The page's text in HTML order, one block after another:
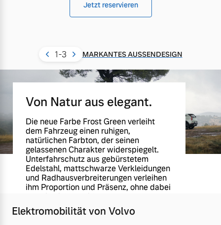
Jetzt reservieren
1-3 MARKANTES AUSSENDESIGN
Von Natur aus elegant.
Die neue Farbe Frost Green verleiht
dem Fahrzeug einen ruhigen,
natürlichen Farbton, der seinen
gelassenen Charakter widerspiegelt.
Unterfahrschutz aus gebürstetem
Edelstahl, mattschwarze Verkleidungen
und Radhausverbreiterungen verleihen
ihm Proportion und Präsenz, ohne dabei
aufdringlich zu wirken.
Elektromobilität von Volvo